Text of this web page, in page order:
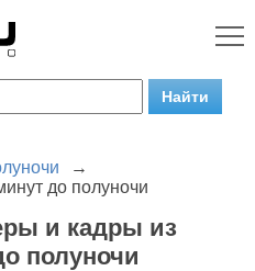
→
до полуночи
и кадры из
полуночи